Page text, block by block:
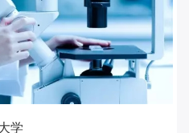
学